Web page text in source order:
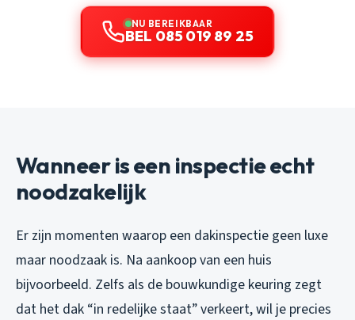
NU BEREIKBAAR
BEL 085 019 89 25
Wanneer is een inspectie echt
noodzakelijk
Er zijn momenten waarop een dakinspectie geen luxe
maar noodzaak is. Na aankoop van een huis
bijvoorbeeld. Zelfs als de bouwkundige keuring zegt
dat het dak “in redelijke staat” verkeert, wil je precies